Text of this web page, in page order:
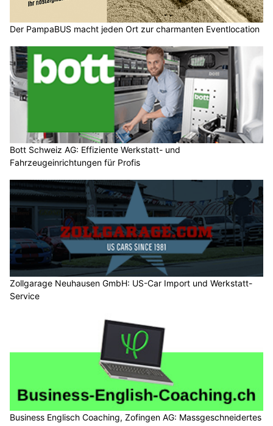
Der PampaBUS macht jeden Ort zur charmanten Eventlocation
Bott Schweiz AG: Effiziente Werkstatt- und
Fahrzeugeinrichtungen für Profis
Zollgarage Neuhausen GmbH: US-Car Import und Werkstatt-
Service
Business Englisch Coaching, Zofingen AG: Massgeschneidertes